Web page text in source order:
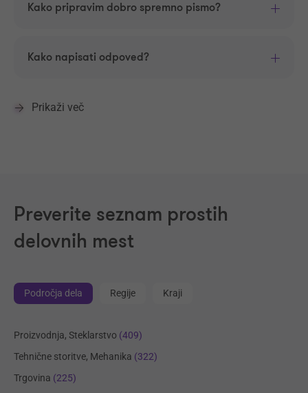
Kako pripravim dobro spremno pismo?
Kako napisati odpoved?
Prikaži več
Preverite seznam prostih
delovnih mest
Področja dela Regije Kraji
Proizvodnja, Steklarstvo (409)
Tehnične storitve, Mehanika (322)
Trgovina (225)